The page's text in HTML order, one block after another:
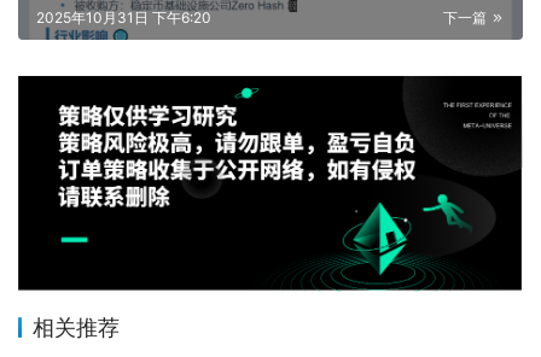
下一篇
2025年10月31日 下午6:20
相关推荐